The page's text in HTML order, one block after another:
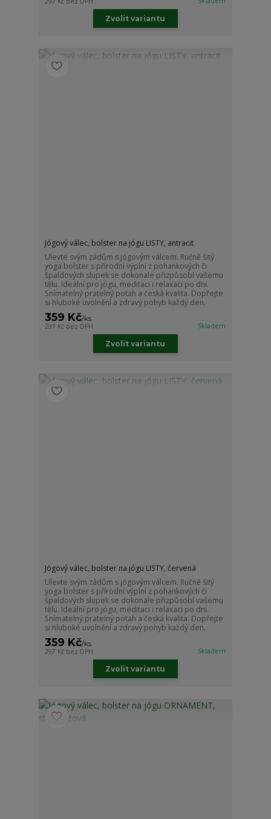
Zvolit variantu
Jógový válec, bolster na jógu LISTY, antracit
Ulevte svým zádům s jógovým válcem. Ručně šitý
yoga bolster s přírodní výplní z pohankových či
špaldových slupek se dokonale přizpůsobí vašemu
tělu. Ideální pro jógu, meditaci i relaxaci po dni.
Snímatelný pratelný potah a česká kvalita. Dopřejte
si hluboké uvolnění a zdravý pohyb každý den.
359 Kč/ks
297 Kč bez DPH Skladem
Zvolit variantu
Jógový válec, bolster na jógu LISTY, červená
Ulevte svým zádům s jógovým válcem. Ručně šitý
yoga bolster s přírodní výplní z pohankových či
špaldových slupek se dokonale přizpůsobí vašemu
tělu. Ideální pro jógu, meditaci i relaxaci po dni.
Snímatelný pratelný potah a česká kvalita. Dopřejte
si hluboké uvolnění a zdravý pohyb každý den.
359 Kč/ks
297 Kč bez DPH Skladem
Zvolit variantu